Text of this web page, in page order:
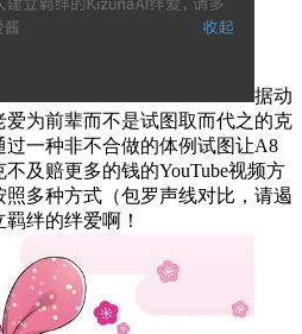
据动
为前辈而不是试图取而代之的克
一种非不合做的体例试图让A8
及赔更多的钱的YouTube视频方
多种方式（包罗声线对比，请遏
绊的绊爱啊！